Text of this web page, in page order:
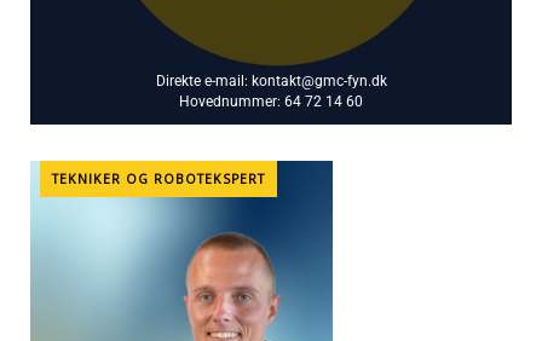
Direkte e-mail: kontakt@gmc-fyn.dk
Hovednummer: 64 72 14 60
TEKNIKER OG ROBOTEKSPERT